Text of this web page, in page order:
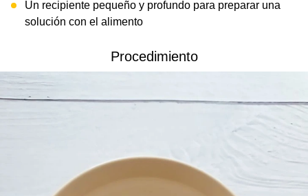
Un recipiente pequeño y profundo para preparar una
solución con el alimento
Procedimiento